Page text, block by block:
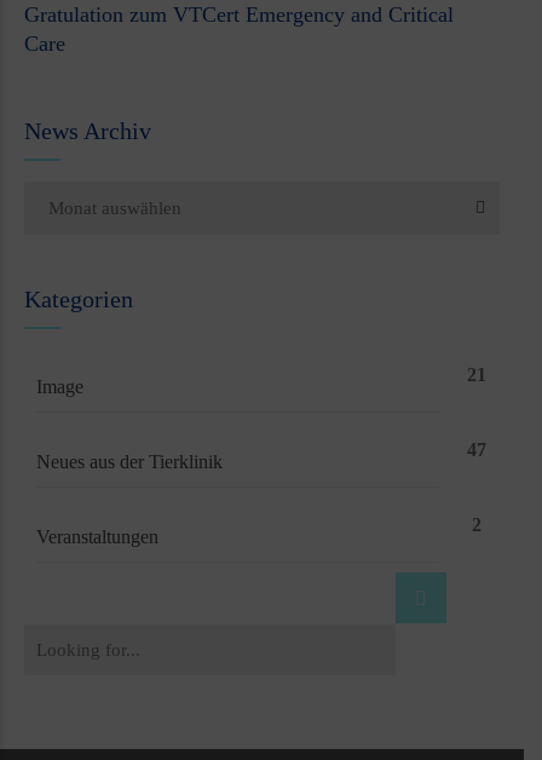
Gratulation zum VTCert Emergency and Critical
Care
News Archiv
Monat auswählen
Kategorien
Image
21
Neues aus der Tierklinik
47
Veranstaltungen
2